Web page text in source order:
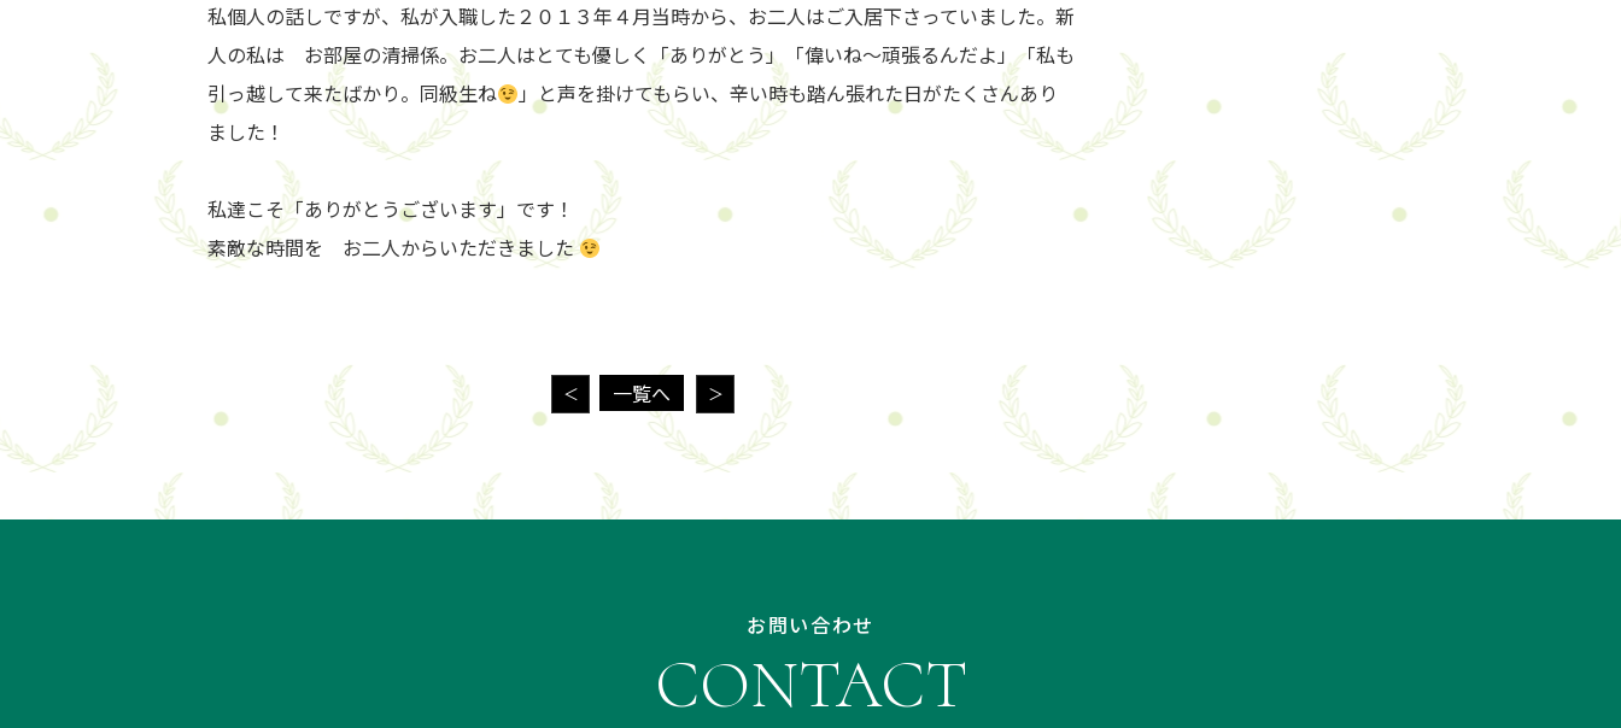
私個人の話しですが、私が入職した２０１３年４月当時から、お二人はご入居下さっていました。新
人の私は お部屋の清掃係。お二人はとても優しく「ありがとう」「偉いね〜頑張るんだよ」「私も
引っ越して来たばかり。同級生ね
」と声を掛けてもらい、辛い時も踏ん張れた日がたくさんあり
ました！
私達こそ「ありがとうございます」です！
素敵な時間を お二人からいただきました
＜ 一覧へ ＞
お問い合わせ
CONTACT